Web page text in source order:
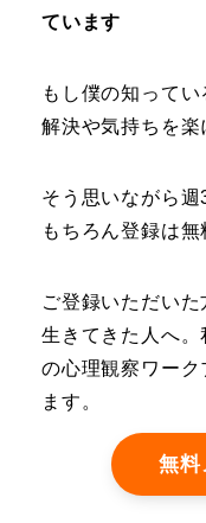
ています
もし僕の知って
解決や気持ちを楽
そう思いながら週
もちろん登録は無
ご登録いただい
生きてきた人へ
の心理観察ワー
ます。
無料